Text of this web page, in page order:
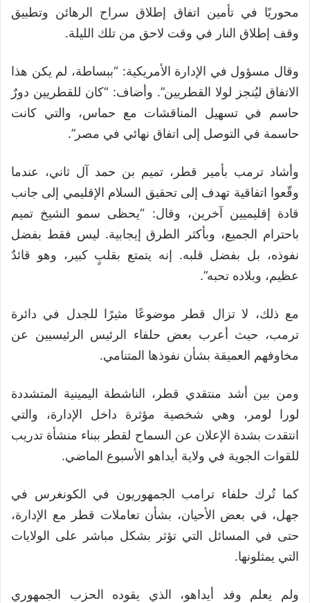
محوريًا في تأمين اتفاق إطلاق سراح الرهائن وتطبيق
وقف إطلاق النار في وقت لاحق من تلك الليلة.
وقال مسؤول في الإدارة الأمريكية: “ببساطة، لم يكن هذا
الاتفاق ليُنجز لولا القطريين”. وأضاف: “كان للقطريين دورٌ
حاسم في تسهيل المناقشات مع حماس، والتي كانت
حاسمة في التوصل إلى اتفاق نهائي في مصر”.
وأشاد ترمب بأمير قطر، تميم بن حمد آل ثاني، عندما
وقّعوا اتفاقية تهدف إلى تحقيق السلام الإقليمي إلى جانب
قادة إقليميين آخرين، وقال: “يحظى سمو الشيخ تميم
باحترام الجميع، وبأكثر الطرق إيجابية. ليس فقط بفضل
نفوذه، بل بفضل قلبه. إنه يتمتع بقلبٍ كبير، وهو قائدٌ
عظيم، وبلاده تحبه”.
مع ذلك، لا تزال قطر موضوعًا مثيرًا للجدل في دائرة
ترمب، حيث أعرب بعض حلفاء الرئيس الرئيسيين عن
مخاوفهم العميقة بشأن نفوذها المتنامي.
ومن بين أشد منتقدي قطر، الناشطة اليمينية المتشددة
لورا لومر، وهي شخصية مؤثرة داخل الإدارة، والتي
انتقدت بشدة الإعلان عن السماح لقطر ببناء منشأة تدريب
للقوات الجوية في ولاية أيداهو الأسبوع الماضي.
كما تُرك حلفاء ترامب الجمهوريون في الكونغرس في
جهل، في بعض الأحيان، بشأن تعاملات قطر مع الإدارة،
حتى في المسائل التي تؤثر بشكل مباشر على الولايات
التي يمثلونها.
ولم يعلم وفد أيداهو، الذي يقوده الحزب الجمهوري